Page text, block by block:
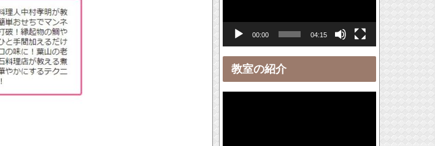
レ
ヤ
ー
00:00 04:15
教室の紹介